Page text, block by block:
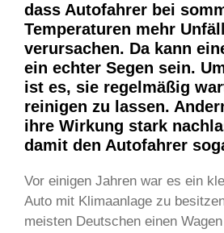
dass Autofahrer bei
Temperaturen mehr
verursachen. Da kann
ein echter Segen sein.
ist es, sie regelmäßig
reinigen zu lassen.
ihre Wirkung stark
damit den Autofahrer
Vor einigen Jahren war es ein
Auto mit Klimaanlage zu
meisten Deutschen einen